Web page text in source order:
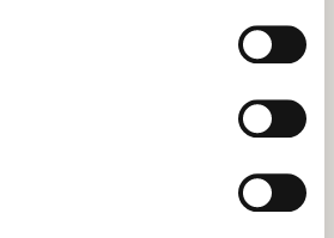
jederzeit widerrufen,
aufrufen und diese
des AWO Bezirksverbandes Unterfranken